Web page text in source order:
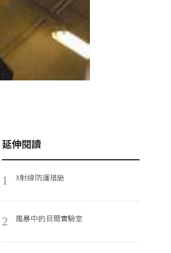
延伸閱讀
1 X射線防護措施
2 風暴中的貝爾實驗室